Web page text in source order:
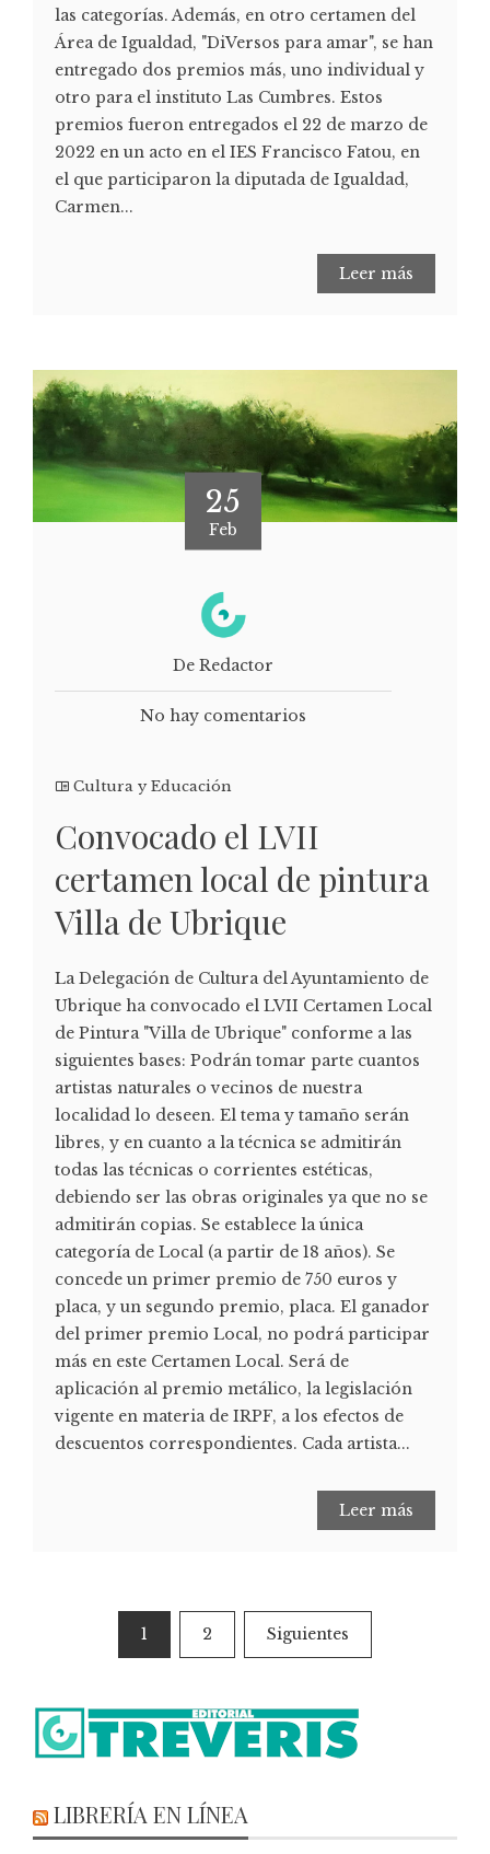
las categorías. Además, en otro certamen del
Área de Igualdad, "DiVersos para amar", se han
entregado dos premios más, uno individual y
otro para el instituto Las Cumbres. Estos
premios fueron entregados el 22 de marzo de
2022 en un acto en el IES Francisco Fatou, en
el que participaron la diputada de Igualdad,
Carmen...
Leer más
25
Feb
De Redactor
No hay comentarios
Cultura y Educación
Convocado el LVII
certamen local de pintura
Villa de Ubrique
La Delegación de Cultura del Ayuntamiento de
Ubrique ha convocado el LVII Certamen Local
de Pintura "Villa de Ubrique" conforme a las
siguientes bases: Podrán tomar parte cuantos
artistas naturales o vecinos de nuestra
localidad lo deseen. El tema y tamaño serán
libres, y en cuanto a la técnica se admitirán
todas las técnicas o corrientes estéticas,
debiendo ser las obras originales ya que no se
admitirán copias. Se establece la única
categoría de Local (a partir de 18 años). Se
concede un primer premio de 750 euros y
placa, y un segundo premio, placa. El ganador
del primer premio Local, no podrá participar
más en este Certamen Local. Será de
aplicación al premio metálico, la legislación
vigente en materia de IRPF, a los efectos de
descuentos correspondientes. Cada artista...
Leer más
1 2 Siguientes
LIBRERÍA EN LÍNEA